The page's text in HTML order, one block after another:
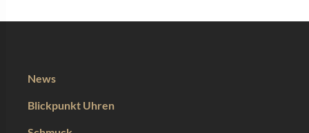
News
Blickpunkt Uhren